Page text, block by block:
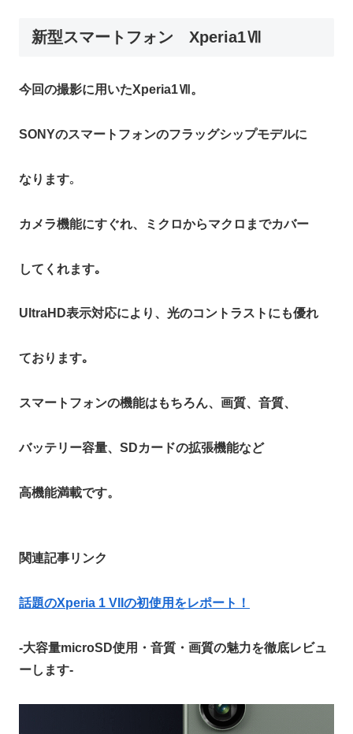
新型スマートフォン Xperia1Ⅶ
今回の撮影に用いたXperia1Ⅶ。
SONYのスマートフォンのフラッグシップモデルに
なります｡
カメラ機能にすぐれ、ミクロからマクロまでカバー
してくれます｡
UltraHD表示対応により、光のコントラストにも優れ
ております｡
スマートフォンの機能はもちろん、画質、音質、
バッテリー容量、SDカードの拡張機能など
高機能満載です。
関連記事リンク
話題のXperia 1 VIIの初使用をレポート！
-大容量microSD使用・音質・画質の魅力を徹底レビュ
ーします-